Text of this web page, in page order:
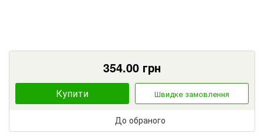
354.00 грн
Купити Швидке замовлення
До обраного